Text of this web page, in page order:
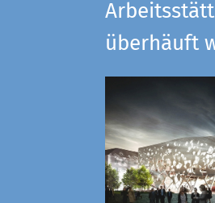
überhäuft